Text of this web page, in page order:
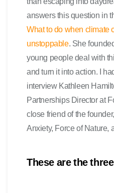
answers this question in
What to do when climate
unstoppable. She
young people deal with
and turn it into action. I
interview Kathleen
Partnerships Director at
close friend of the
Anxiety, Force of Nature,
These are the